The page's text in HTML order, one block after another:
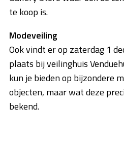
te koop is.
Modeveiling
Ook vindt er op zaterdag 1
plaats bij veilinghuis
kun je bieden op bijzondere
objecten, maar wat deze
bekend.